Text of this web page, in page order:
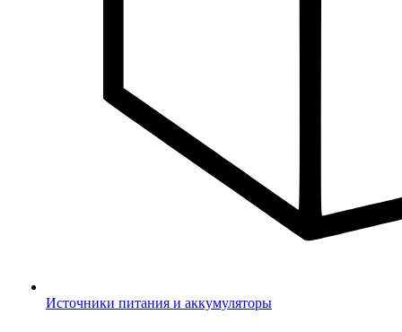
Источники питания и аккумуляторы